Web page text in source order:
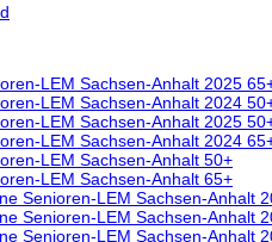
LEM Sachsen-Anhalt 2025
LEM Sachsen-Anhalt 2024
LEM Sachsen-Anhalt 2025
LEM Sachsen-Anhalt 2024
LEM Sachsen-Anhalt 50+
LEM Sachsen-Anhalt 65+
Senioren-LEM Sachsen-Anhalt
Senioren-LEM Sachsen-Anhalt
Senioren-LEM Sachsen-Anhalt